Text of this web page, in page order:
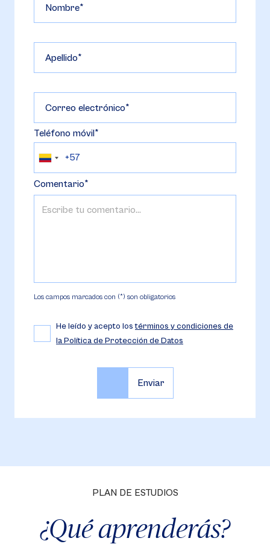
Nombre
Apellido
Correo electrónico
Teléfono móvil
Comentario
Los campos marcados con (*) son obligatorios
He leído y acepto lostérminos y condiciones de
la Política de Protección de Datos
PLAN DE ESTUDIOS
¿Qué aprenderás?